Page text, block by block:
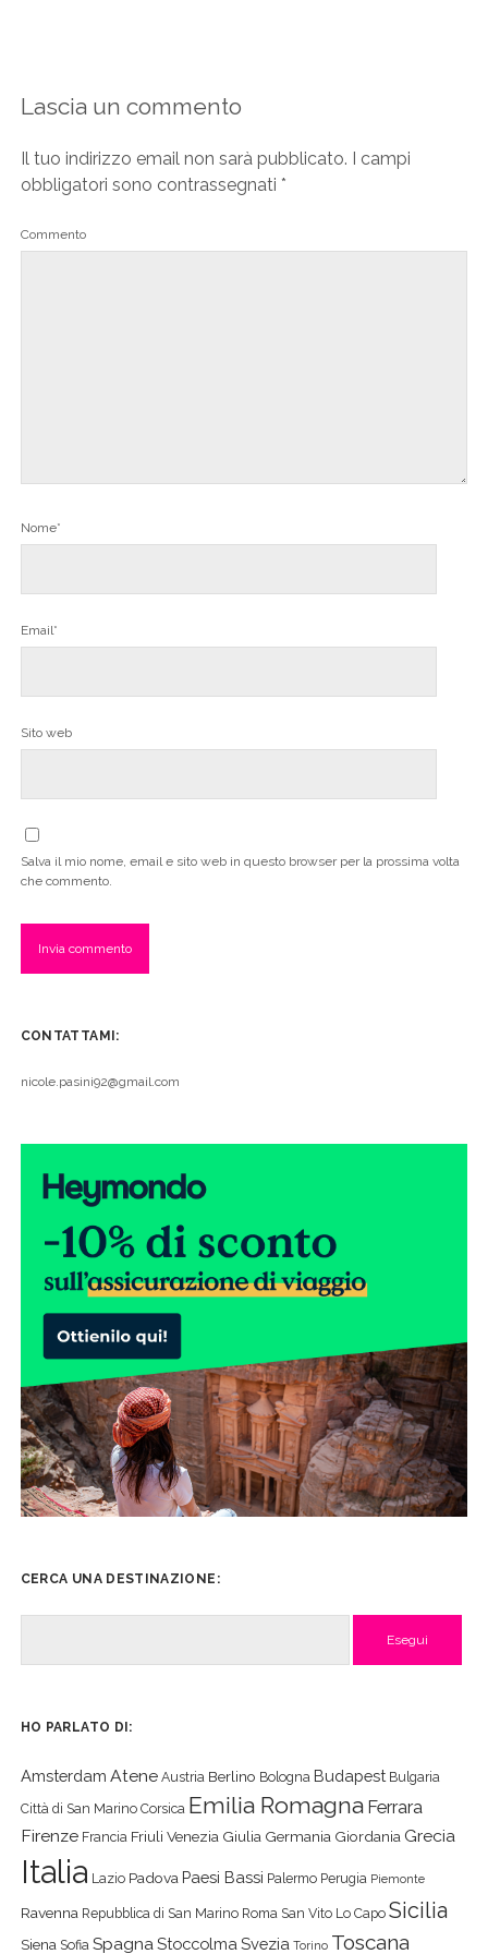
Lascia un commento
Il tuo indirizzo email non sarà pubblicato. I campi
obbligatori sono contrassegnati *
Commento
Nome*
Email*
Sito web
Salva il mio nome, email e sito web in questo browser per la prossima volta
che commento.
CONTATTAMI:
nicole.pasini92@gmail.com
CERCA UNA DESTINAZIONE:
HO PARLATO DI:
Amsterdam Atene Austria Berlino Bologna Budapest Bulgaria
Città di San Marino Corsica Emilia Romagna Ferrara
Firenze Francia Friuli Venezia Giulia Germania Giordania Grecia
Italia Lazio Padova Paesi Bassi Palermo Perugia Piemonte
Ravenna Repubblica di San Marino Roma San Vito Lo Capo Sicilia
Siena Sofia SpagnaStoccolma Svezia Torino Toscana